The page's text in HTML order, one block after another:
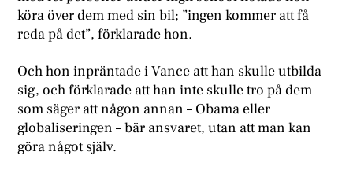
köra över dem med sin bil; ”ingen kommer att få
reda på det”, förklarade hon.
Och hon inpräntade i Vance att han skulle utbilda
sig, och förklarade att han inte skulle tro på dem
som säger att någon annan – Obama eller
globaliseringen – bär ansvaret, utan att man kan
göra något själv.